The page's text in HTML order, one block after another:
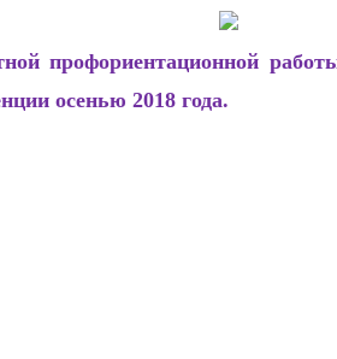
профориентационной
осенью 2018 года.